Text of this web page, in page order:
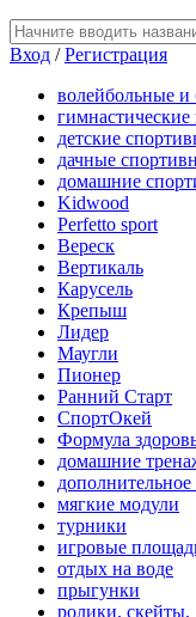
Вход /Регистрация
волейбольные и
гимнастические
детские
дачные
домашние
Kidwood
Perfetto sport
Вереск
Вертикаль
Карусель
Крепыш
Лидер
Маугли
Пионер
Ранний Старт
СпортОкей
Формула
домашние
мягкие модули
турники
игровые
отдых на воде
прыгунки
ролики,